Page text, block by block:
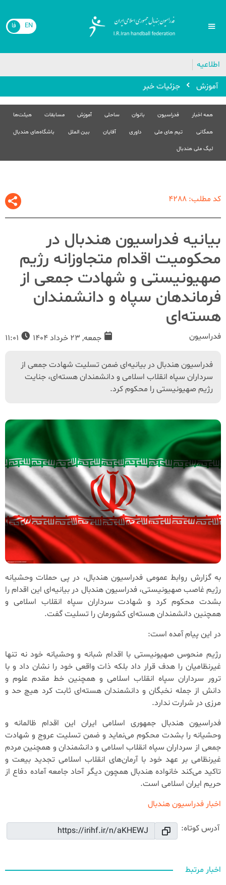
EN فا
اطلاعیه
🔴
آموزش
جزئیات خبر
همه اخبار فدراسیون بانوان ساحلی آموزش مسابقات هیئت‌ها
همگانی تیم های ملی داوری آقایان بین الملل باشگاه‌های هندبال
لیگ ملی هندبال
کد مطلب: 4288
بیانیه فدراسیون هندبال در
محکومیت اقدام متجاوزانه رژیم
صهیونیستی و شهادت جمعی از
فرماندهان سپاه و دانشمندان
هسته‌ای
فدراسیون جمعه, 23 خرداد 1404
فدراسیون هندبال در بیانیه‌ای ضمن تسلیت شهادت جمعی از
سرداران سپاه انقلاب اسلامی و دانشمندان هسته‌ای، جنایت
رژیم صهیونیستی را محکوم کرد.
به گزارش روابط عمومی فدراسیون هندبال، در پی حملات وحشیانه
رژیم غاصب صهیونیستی، فدراسیون هندبال در بیانیه‌ای این اقدام را
بشدت محکوم کرد و شهادت سرداران سپاه انقلاب اسلامی و
همچنین دانشمندان هسته‌ای کشورمان را تسلیت گفت.
در این پیام آمده است:
رژیم منحوس صهیونیستی با اقدام شبانه و وحشیانه خود نه تنها
غیرنظامیان را هدف قرار داد بلکه ذات واقعی خود را نشان داد و با
ترور سرداران سپاه انقلاب اسلامی و همچنین خط مقدم علوم و
دانش از جمله نخبگان و دانشمندان هسته‌ای ثابت کرد هیچ حد و
مرزی در شرارت ندارد.
فدراسیون هندبال جمهوری اسلامی ایران این اقدام ظالمانه و
وحشیانه را بشدت محکوم می‌نماید و ضمن تسلیت عروج و شهادت
جمعی از سرداران سپاه انقلاب اسلامی و دانشمندان و همچنین مردم
غیرنظامی بر عهد خود با آرمان‌های انقلاب اسلامی تجدید بیعت و
تاکید می‌کند خانواده هندبال همچون دیگر آحاد جامعه آماده دفاع از
حریم ایران اسلامی است.
اخبار فدراسیون هندبال
آدرس کوتاه:
اخبار مرتبط